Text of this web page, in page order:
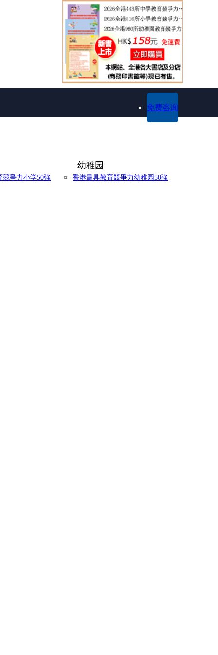
競爭力小学50強
幼稚园
香港最具教育競爭力幼稚园50強
免费咨询